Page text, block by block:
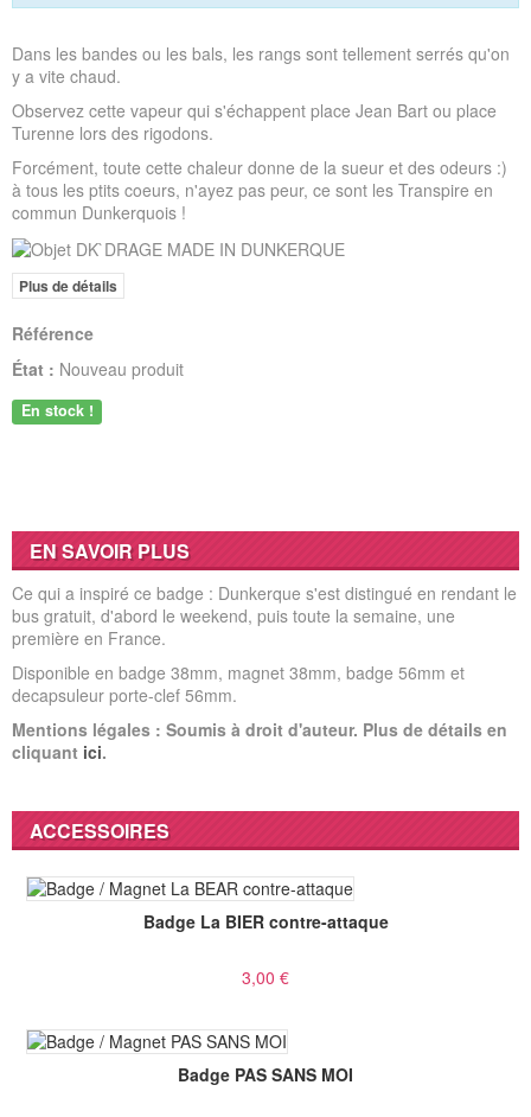
Dans les bandes ou les bals, les rangs sont tellement serrés qu'on
y a vite chaud.
Observez cette vapeur qui s'échappent place Jean Bart ou place
Turenne lors des rigodons.
Forcément, toute cette chaleur donne de la sueur et des odeurs :)
à tous les ptits coeurs, n'ayez pas peur, ce sont les Transpire en
commun Dunkerquois !
Plus de détails
Référence
État : Nouveau produit
En stock !
EN SAVOIR PLUS
Ce qui a inspiré ce badge : Dunkerque s'est distingué en rendant le
bus gratuit, d'abord le weekend, puis toute la semaine, une
première en France.
Disponible en badge 38mm, magnet 38mm, badge 56mm et
decapsuleur porte-clef 56mm.
Mentions légales : Soumis à droit d'auteur. Plus de détails en
cliquant ici.
ACCESSOIRES
Badge La BIER contre-attaque
3,00 €
Badge PAS SANS MOI